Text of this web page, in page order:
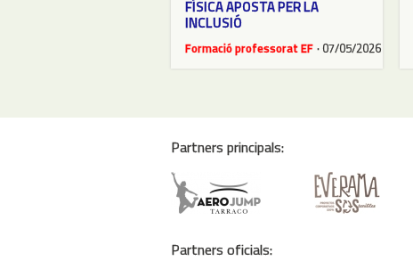
FÍSICA APOSTA PER LA
INCLUSIÓ
Formació professorat EF · 07/05/2026
Partners principals:
Partners oficials: